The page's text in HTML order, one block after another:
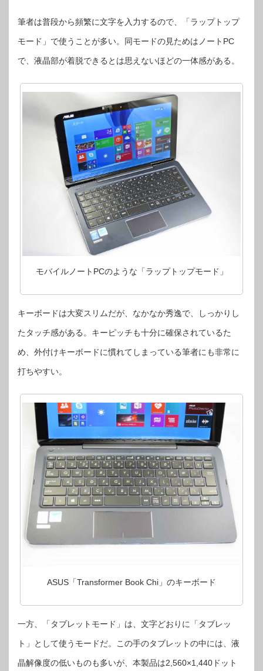
筆者は普段から頻繁に文字を入力するので、「ラップトップ
モード」で使うことが多い。同モードの見ためはノートPC
で、液晶部が着脱できるとは思えないほどの一体感がある。
モバイルノートPCのような「ラップトップモード」
キーボードは大変スリムだが、なかなか秀逸で、しっかりし
たタッチ感がある。キーピッチも十分に確保されているた
め、外付けキーボードに慣れてしまっている筆者にも非常に
打ちやすい。
ASUS「Transformer Book Chi」のキーボード
一方、「タブレットモード」は、文字どおりに「タブレッ
ト」として使うモードだ。この手のタブレットの中には、液
晶解像度の低いものも多いが、本製品は2,560×1,440ドット